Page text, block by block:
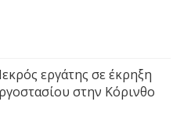
εργάτης σε έκρηξη
στην Κόρινθο